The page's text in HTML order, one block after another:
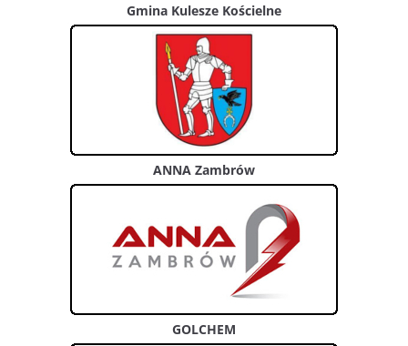
Gmina Kulesze Kościelne
ANNA Zambrów
GOLCHEM